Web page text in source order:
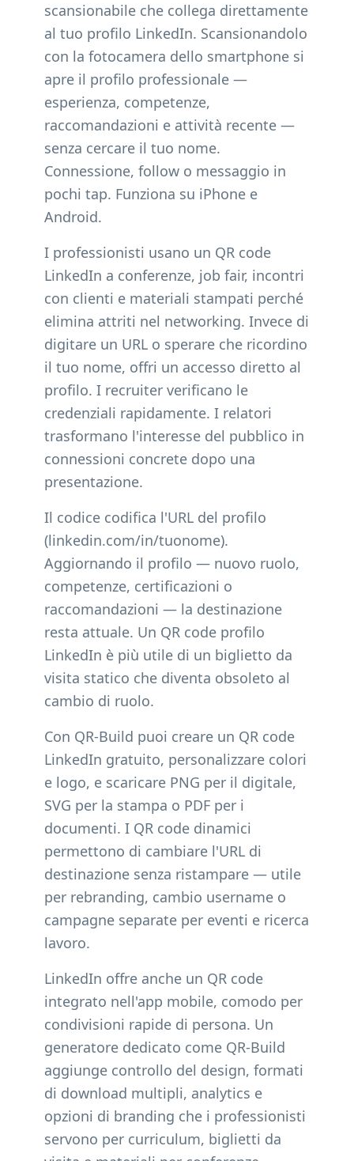
scansionabile che collega direttamente
al tuo profilo LinkedIn. Scansionandolo
con la fotocamera dello smartphone si
apre il profilo professionale —
esperienza, competenze,
raccomandazioni e attività recente —
senza cercare il tuo nome.
Connessione, follow o messaggio in
pochi tap. Funziona su iPhone e
Android.
I professionisti usano un QR code
LinkedIn a conferenze, job fair, incontri
con clienti e materiali stampati perché
elimina attriti nel networking. Invece di
digitare un URL o sperare che ricordino
il tuo nome, offri un accesso diretto al
profilo. I recruiter verificano le
credenziali rapidamente. I relatori
trasformano l'interesse del pubblico in
connessioni concrete dopo una
presentazione.
Il codice codifica l'URL del profilo
(linkedin.com/in/tuonome).
Aggiornando il profilo — nuovo ruolo,
competenze, certificazioni o
raccomandazioni — la destinazione
resta attuale. Un QR code profilo
LinkedIn è più utile di un biglietto da
visita statico che diventa obsoleto al
cambio di ruolo.
Con QR-Build puoi creare un QR code
LinkedIn gratuito, personalizzare colori
e logo, e scaricare PNG per il digitale,
SVG per la stampa o PDF per i
documenti. I QR code dinamici
permettono di cambiare l'URL di
destinazione senza ristampare — utile
per rebranding, cambio username o
campagne separate per eventi e ricerca
lavoro.
LinkedIn offre anche un QR code
integrato nell'app mobile, comodo per
condivisioni rapide di persona. Un
generatore dedicato come QR-Build
aggiunge controllo del design, formati
di download multipli, analytics e
opzioni di branding che i professionisti
servono per curriculum, biglietti da